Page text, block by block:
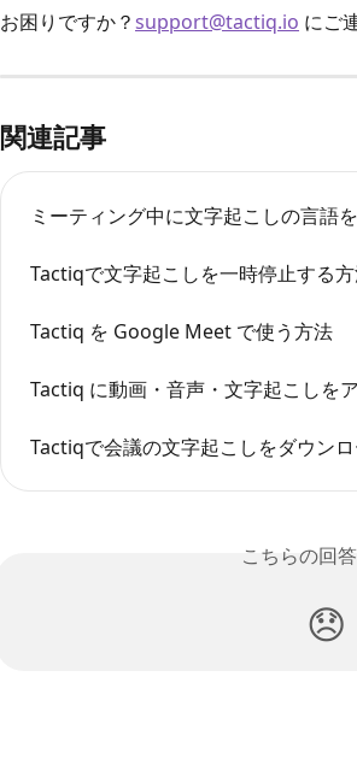
お困りですか？support@tactiq.io にご
関連記事
ミーティング中に文字起こしの言語
Tactiqで文字起こしを一時停止する
Tactiq を Google Meet で使う方法
Tactiq に動画・音声・文字起こしを
Tactiqで会議の文字起こしをダウン
こちらの回
😞